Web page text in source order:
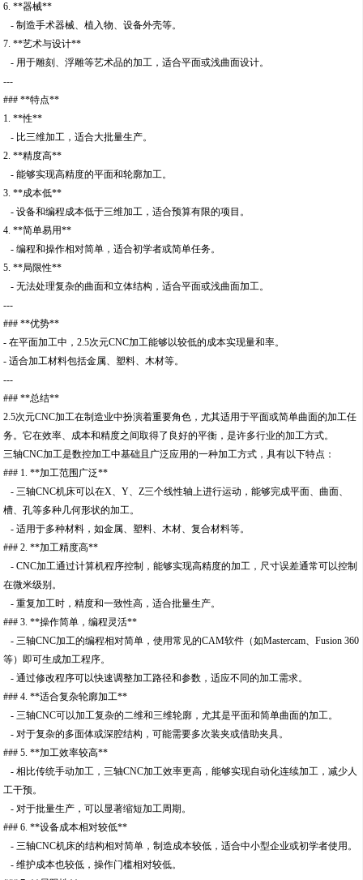
6. **器械**
- 制造手术器械、植入物、设备外壳等。
7. **艺术与设计**
- 用于雕刻、浮雕等艺术品的加工，适合平面或浅曲面设计。
---
### **特点**
1. **性**
- 比三维加工，适合大批量生产。
2. **精度高**
- 能够实现高精度的平面和轮廓加工。
3. **成本低**
- 设备和编程成本低于三维加工，适合预算有限的项目。
4. **简单易用**
- 编程和操作相对简单，适合初学者或简单任务。
5. **局限性**
- 无法处理复杂的曲面和立体结构，适合平面或浅曲面加工。
---
### **优势**
- 在平面加工中，2.5次元CNC加工能够以较低的成本实现量和率。
- 适合加工材料包括金属、塑料、木材等。
---
### **总结**
2.5次元CNC加工在制造业中扮演着重要角色，尤其适用于平面或简单曲面的加工任
务。它在效率、成本和精度之间取得了良好的平衡，是许多行业的加工方式。
三轴CNC加工是数控加工中基础且广泛应用的一种加工方式，具有以下特点：
### 1. **加工范围广泛**
- 三轴CNC机床可以在X、Y、Z三个线性轴上进行运动，能够完成平面、曲面、
槽、孔等多种几何形状的加工。
- 适用于多种材料，如金属、塑料、木材、复合材料等。
### 2. **加工精度高**
- CNC加工通过计算机程序控制，能够实现高精度的加工，尺寸误差通常可以控制
在微米级别。
- 重复加工时，精度和一致性高，适合批量生产。
### 3. **操作简单，编程灵活**
- 三轴CNC加工的编程相对简单，使用常见的CAM软件（如Mastercam、Fusion 360
等）即可生成加工程序。
- 通过修改程序可以快速调整加工路径和参数，适应不同的加工需求。
### 4. **适合复杂轮廓加工**
- 三轴CNC可以加工复杂的二维和三维轮廓，尤其是平面和简单曲面的加工。
- 对于复杂的多面体或深腔结构，可能需要多次装夹或借助夹具。
### 5. **加工效率较高**
- 相比传统手动加工，三轴CNC加工效率更高，能够实现自动化连续加工，减少人
工干预。
- 对于批量生产，可以显著缩短加工周期。
### 6. **设备成本相对较低**
- 三轴CNC机床的结构相对简单，制造成本较低，适合中小型企业或初学者使用。
- 维护成本也较低，操作门槛相对较低。